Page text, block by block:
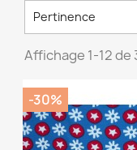
Pertinence
Affichage 1-12
-30%